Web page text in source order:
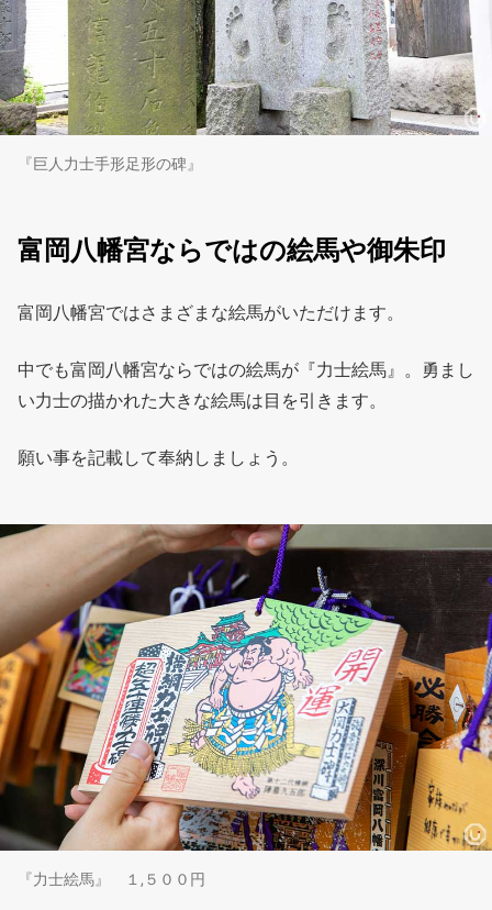
『巨人力士手形足形の碑』
富岡八幡宮ならではの絵馬や御朱印
富岡八幡宮ではさまざまな絵馬がいただけます。
中でも富岡八幡宮ならではの絵馬が『力士絵馬』。勇まし
い力士の描かれた大きな絵馬は目を引きます。
願い事を記載して奉納しましょう。
『力士絵馬』 １,５００円